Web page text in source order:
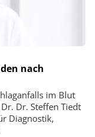
nach
im Blut
Dr. Steffen Tiedt
Diagnostik,